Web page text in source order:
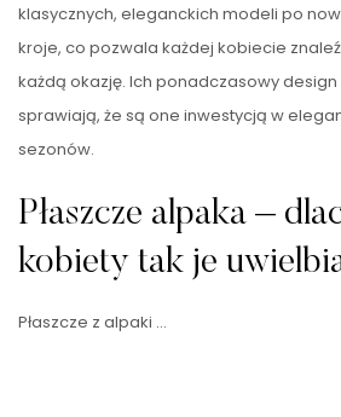
klasycznych, eleganckich modeli po
kroje, co pozwala każdej kobiecie
każdą okazję. Ich ponadczasowy
sprawiają, że są one inwestycją w
sezonów.
Płaszcze alpaka –
kobiety tak je
Płaszcze z alpaki …